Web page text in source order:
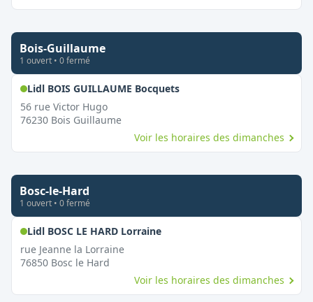
Bois-Guillaume
1 ouvert • 0fermé
Lidl BOIS GUILLAUME Bocquets,
56 rue Victor Hugo
76230 Bois Guillaume
Voir les horaires des dimanches
Bosc-le-Hard
1 ouvert • 0fermé
Lidl BOSC LE HARD Lorraine,
rue Jeanne la Lorraine
76850 Bosc le Hard
Voir les horaires des dimanches